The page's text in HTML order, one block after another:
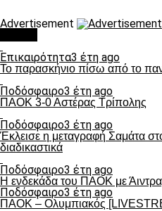
Advertisement
Επικαιρότητα3 έτη ago
Το παρασκήνιο πίσω από το
Ποδόσφαιρο3 έτη ago
ΠΑΟΚ 3-0 Αστέρας Τρίπολης
Ποδόσφαιρο3 έτη ago
Έκλεισε η μεταγραφή Σαμάτα
διαδικαστικά
Ποδόσφαιρο3 έτη ago
Η ενδεκάδα του ΠΑΟΚ με
Ποδόσφαιρο3 έτη ago
ΠΑΟΚ – Ολυμπιακός